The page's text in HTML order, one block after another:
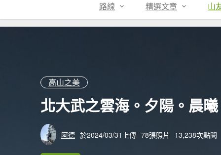
路線 精選文章 山
高山之美
北大武之雲海。夕陽。晨曦
阿德 於2024/03/31上傳 78張照片 13,238次點閱